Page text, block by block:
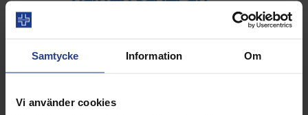
Samtycke Information Om
Vi använder cookies
stressen inom vården
gör att de funderar på